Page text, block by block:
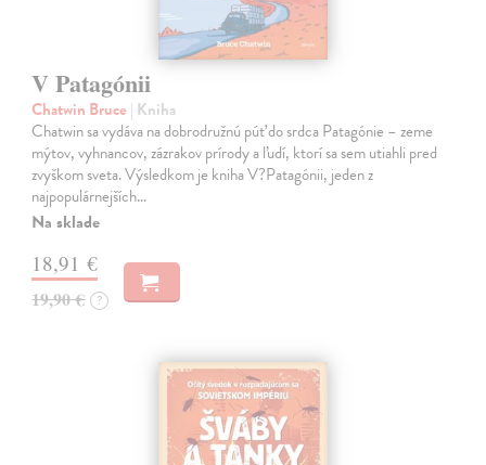
V Patagónii
Chatwin Bruce | Kniha
Chatwin sa vydáva na dobrodružnú púť do srdca Patagónie – zeme
mýtov, vyhnancov, zázrakov prírody a ľudí, ktorí sa sem utiahli pred
zvyškom sveta. Výsledkom je kniha V?Patagónii, jeden z
najpopulárnejších…
Na sklade
18,91 €
19,90 € ?